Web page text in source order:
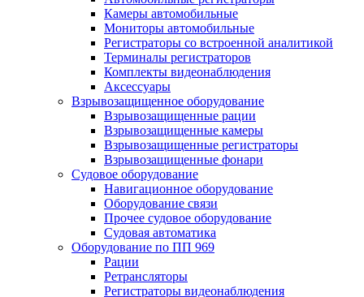
Камеры автомобильные
Мониторы автомобильные
Регистраторы со встроенной аналитикой
Терминалы регистраторов
Комплекты видеонаблюдения
Аксессуары
Взрывозащищенное оборудование
Взрывозащищенные рации
Взрывозащищенные камеры
Взрывозащищенные регистраторы
Взрывозащищенные фонари
Судовое оборудование
Навигационное оборудование
Оборудование связи
Прочее судовое оборудование
Судовая автоматика
Оборудование по ПП 969
Рации
Ретрансляторы
Регистраторы видеонаблюдения